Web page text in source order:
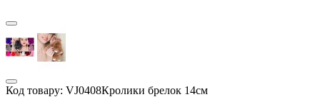
Код товару: VJ0408Кролики брелок 14см